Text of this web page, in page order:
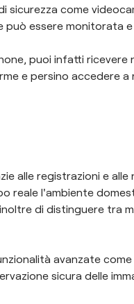
come
essere monitorata
puoi infatti
e persino accedere
alle registrazioni e
reale l'ambiente
di distinguere tra
avanzate
sicura delle